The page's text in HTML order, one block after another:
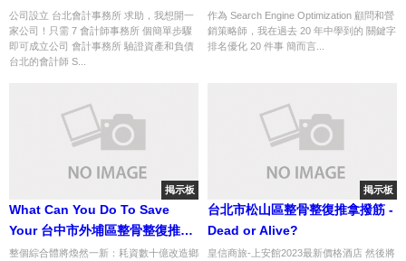
公司設立 台北會計事務所 求助，我想開一
家公司！只需 7 會計師事務所 個簡單步驟
即可成立公司 會計事務所 驗證資產和負債
台北的會計師 S...
作為 Search Engine Optimization 顧問和營
銷策略師，我在過去 20 年中學到的 關鍵字
排名優化 20 件事 簡而言...
掲示板
What Can You Do To Save
Your 台中市外埔區整骨整復推拿
撥筋 From Destruction By
整個綜合體將煥然一新：耗資數十億改造鄉
掲示板
台北市松山區整骨整復推拿撥筋 -
Dead or Alive?
皇信商旅-上安館2023最新價格酒店 然後將